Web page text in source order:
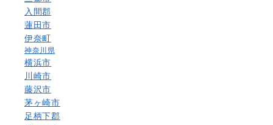
入間郡
蓮田市
伊奈町
神奈川県
横浜市
川崎市
藤沢市
茅ヶ崎市
足柄下郡